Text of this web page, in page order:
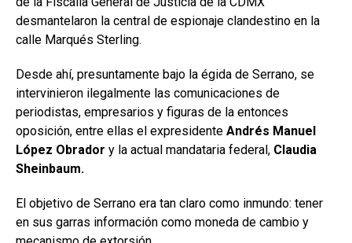
desmantelaron la central de espionaje clandestino en la
calle Marqués Sterling.
Desde ahí, presuntamente bajo la égida de Serrano, se
intervinieron ilegalmente las comunicaciones de
periodistas, empresarios y figuras de la entonces
oposición, entre ellas el expresidente Andrés Manuel
López Obrador y la actual mandataria federal, Claudia
Sheinbaum.
El objetivo de Serrano era tan claro como inmundo: tener
en sus garras información como moneda de cambio y